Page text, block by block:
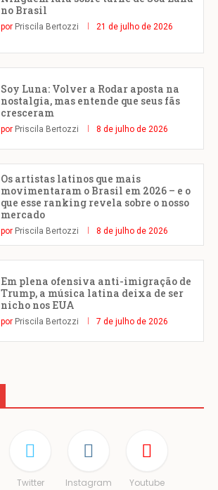
no Brasil
por Priscila Bertozzi 21 de julho de 2026
Soy Luna: Volver a Rodar aposta na
nostalgia, mas entende que seus fãs
cresceram
por Priscila Bertozzi 8 de julho de 2026
Os artistas latinos que mais
movimentaram o Brasil em 2026 – e o
que esse ranking revela sobre o nosso
mercado
por Priscila Bertozzi 8 de julho de 2026
Em plena ofensiva anti-imigração de
Trump, a música latina deixa de ser
nicho nos EUA
por Priscila Bertozzi 7 de julho de 2026
Twitter Instagram Youtube